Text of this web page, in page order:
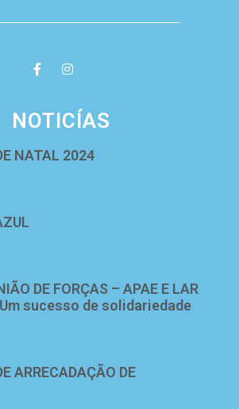
NOTICÍAS
NATAL 2024
DE FORÇAS – APAE E LAR
Um sucesso de solidariedade
ARRECADAÇÃO DE